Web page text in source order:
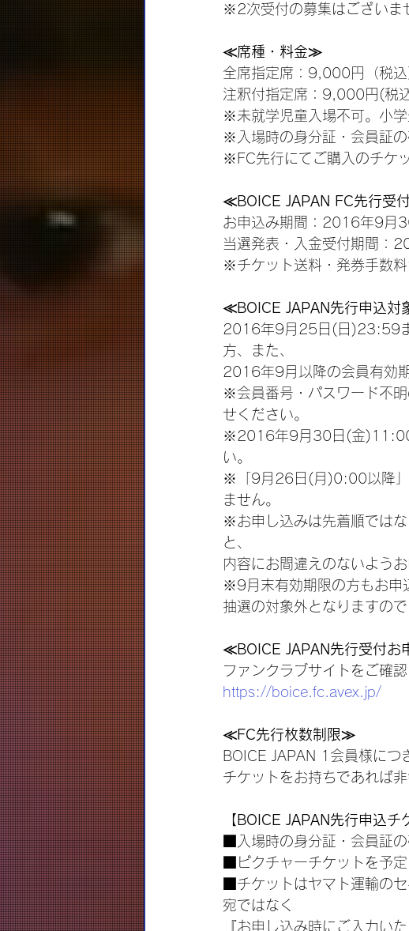
※2次受付の募集はございま
≪席種・料金≫
全席指定席：9,000円（税込
注釈付指定席：9,000円(税
※未就学児童入場不可。小学
※入場時の身分証・会員証の
※FC先行にてご購入のチケ
≪BOICE JAPAN FC先行受
お申込み期間：2016年9月
当選発表・入金受付期間
※チケット送料・発券手数料
≪BOICE JAPAN先行申込対
2016年9月25日(日)23:59ま
方、また、
2016年9月以降の会員有効
※会員番号・パスワード不
せください。
※2016年9月30日(金)11:00
い。
※「9月26日(月)0:00以降」
ません。
※お申し込みは先着順では
と、
内容にお間違えのないよう
※9月末有効期限の方もお申
抽選の対象外となりますので
≪BOICE JAPAN先行受付お
ファンクラブサイトをご確認
https://boice.fc.avex.jp/
≪FC先行枚数制限≫
BOICE JAPAN 1会員様に
チケットをお持ちであれば
【BOICE JAPAN先行申込チ
■入場時の身分証・会員証
■ピクチャーチケットを予定
■チケットはヤマト運輸の
宛ではなく
『お申し込み時にご入力い